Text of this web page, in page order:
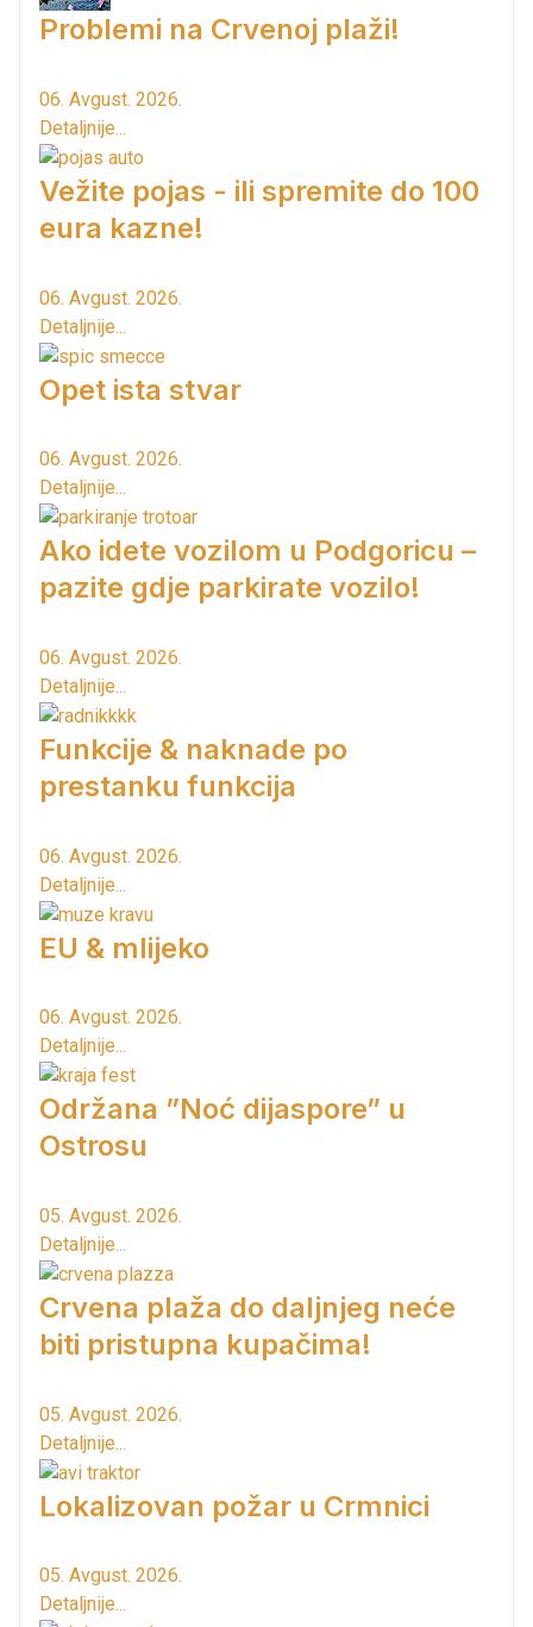
Problemi na Crvenoj plaži!
06. Avgust. 2026.
Detaljnije...
Vežite pojas - ili spremite do 100
eura kazne!
06. Avgust. 2026.
Detaljnije...
Opet ista stvar
06. Avgust. 2026.
Detaljnije...
Ako idete vozilom u Podgoricu –
pazite gdje parkirate vozilo!
06. Avgust. 2026.
Detaljnije...
Funkcije & naknade po
prestanku funkcija
06. Avgust. 2026.
Detaljnije...
EU & mlijeko
06. Avgust. 2026.
Detaljnije...
Održana ”Noć dijaspore” u
Ostrosu
05. Avgust. 2026.
Detaljnije...
Crvena plaža do daljnjeg neće
biti pristupna kupačima!
05. Avgust. 2026.
Detaljnije...
Lokalizovan požar u Crmnici
05. Avgust. 2026.
Detaljnije...